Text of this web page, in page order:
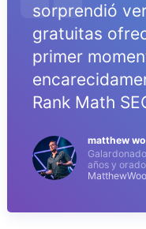
sorprendió
gratuitas
primer
Rank Math
matthew
años y